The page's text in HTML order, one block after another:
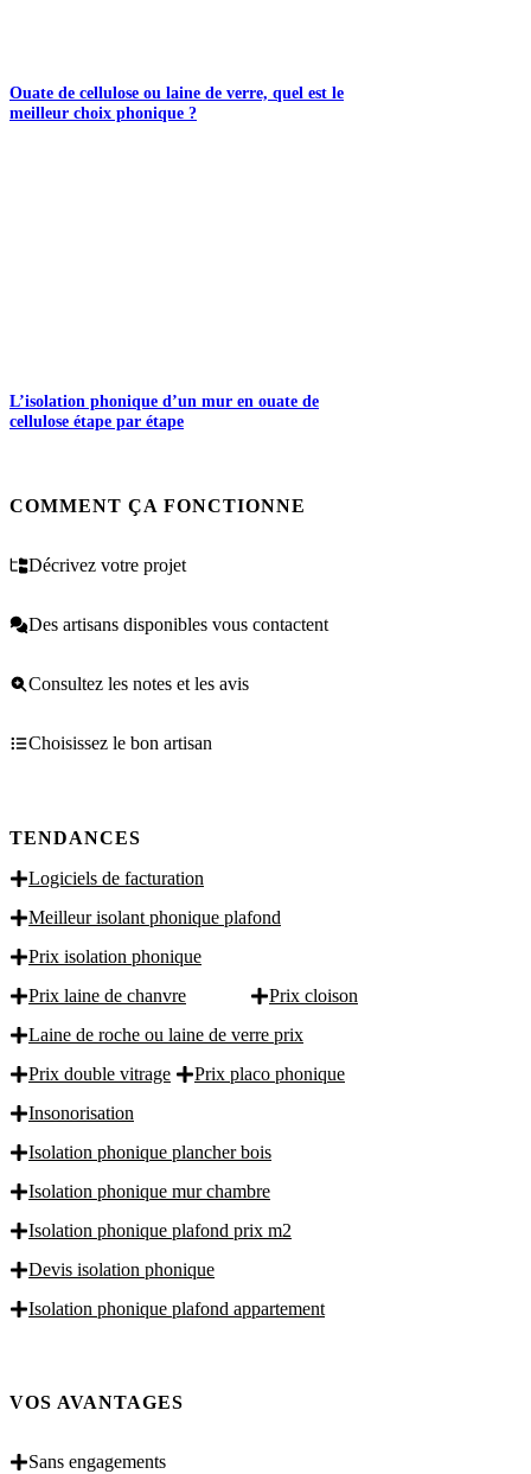
Ouate de cellulose ou laine de verre, quel est le
meilleur choix phonique ?
L’isolation phonique d’un mur en ouate de
cellulose étape par étape
COMMENT ÇA FONCTIONNE
Décrivez votre projet
Des artisans disponibles vous contactent
Consultez les notes et les avis
Choisissez le bon artisan
TENDANCES
Logiciels de facturation
Meilleur isolant phonique plafond
Prix isolation phonique
Prix laine de chanvre
Prix cloison
Laine de roche ou laine de verre prix
Prix double vitrage
Prix placo phonique
Insonorisation
Isolation phonique plancher bois
Isolation phonique mur chambre
Isolation phonique plafond prix m2
Devis isolation phonique
Isolation phonique plafond appartement
VOS AVANTAGES
Sans engagements